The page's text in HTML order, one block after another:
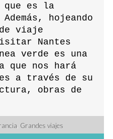
que es la
hojeando
viaje
Nantes
verde es una
que nos hará
a través de su
obras de
, Grandes viajes